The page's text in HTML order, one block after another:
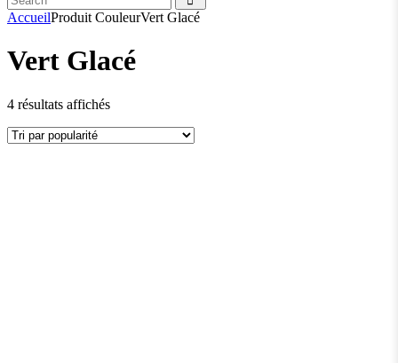
AccueilProduit CouleurVert Glacé
Vert Glacé
4 résultats affichés